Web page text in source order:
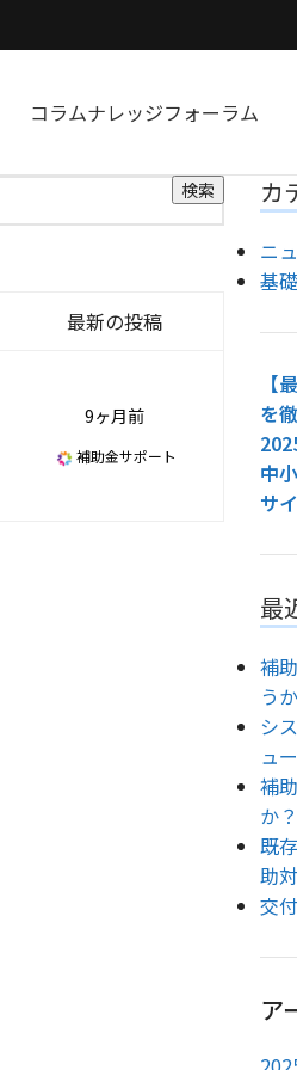
コラムナレッジフォーラム
最新の投稿
9ヶ月前
補助金サポート
カ
ニ
基
【
を
中
サ
最
補
う
シ
ュ
補
か？
既
助
交
ア